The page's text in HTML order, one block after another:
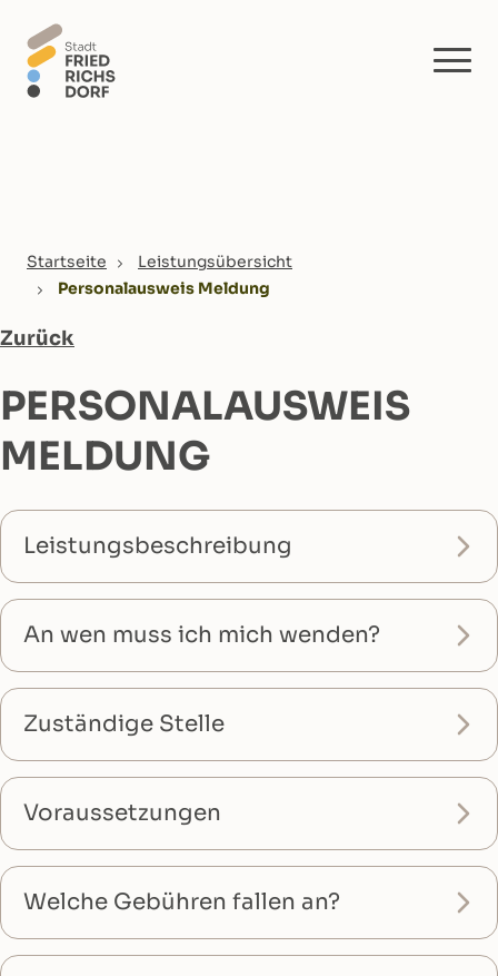
You are here:
Startseite
Leistungsübersicht
Personalausweis Meldung
Zurück
PERSONALAUSWEIS
MELDUNG
Leistungsbeschreibung
An wen muss ich mich wenden?
Zuständige Stelle
Voraussetzungen
Welche Gebühren fallen an?